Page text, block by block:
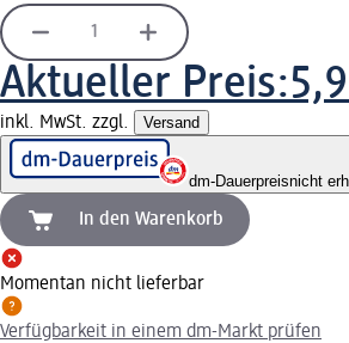
Aktueller Preis:
inkl. MwSt. zzgl. Versand
dm-Dauerpreisnicht
In den Warenkorb
Momentan nicht lieferbar
Verfügbarkeit in einem dm-Markt prüfen